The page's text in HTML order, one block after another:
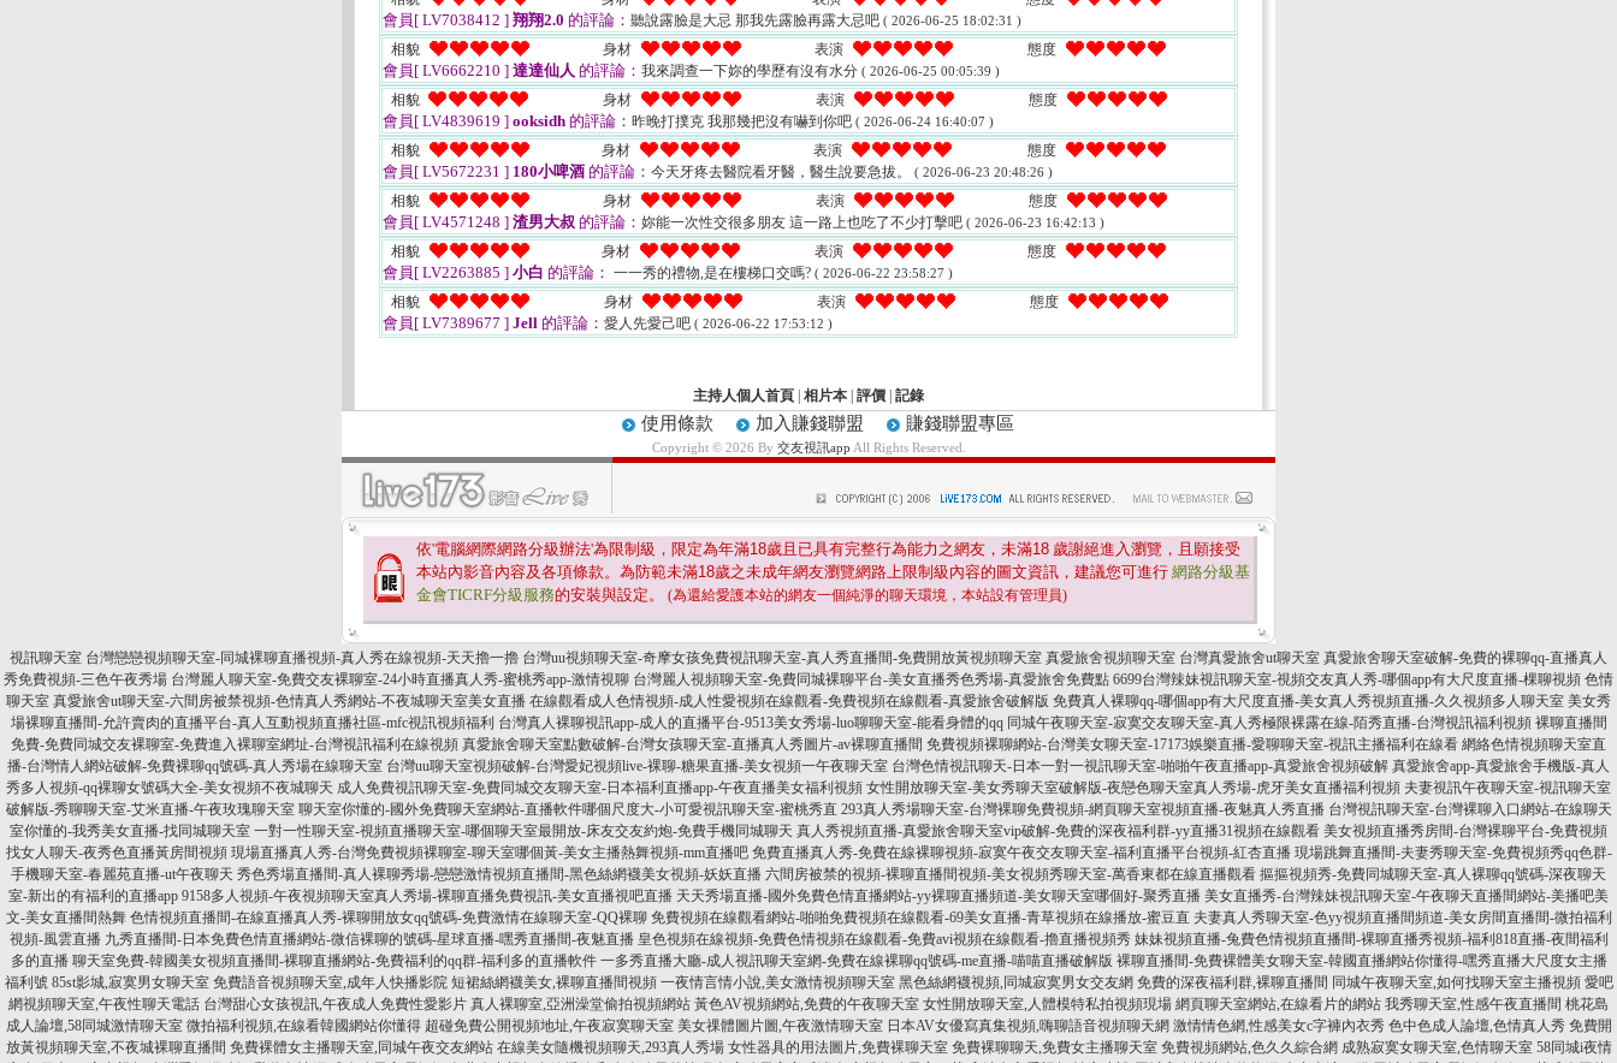
會員[ LV7038412 ] 翔翔2.0 的評論： 聽說露臉是大忌 那我先露臉再露大忌吧 ( 2026-06-25 18:02:31 )
相貌 身材 表演 態度
會員[ LV6662210 ] 達達仙人 的評論： 我來調查一下妳的學歷有沒有水分 ( 2026-06-25 00:05:39 )
相貌 身材 表演 態度
會員[ LV4839619 ] ooksidh 的評論： 昨晚打撲克 我那幾把沒有嚇到你吧 ( 2026-06-24 16:40:07 )
相貌 身材 表演 態度
會員[ LV5672231 ] 180小啤酒 的評論： 今天牙疼去醫院看牙醫，醫生說要急拔。 ( 2026-06-23 20:48:26 )
相貌 身材 表演 態度
會員[ LV4571248 ] 渣男大叔 的評論： 妳能一次性交很多朋友 這一路上也吃了不少打擊吧 ( 2026-06-23 16:42:13 )
相貌 身材 表演 態度
會員[ LV2263885 ] 小白 的評論： 一一秀的禮物,是在樓梯口交嗎? ( 2026-06-22 23:58:27 )
相貌 身材 表演 態度
會員[ LV7389677 ] Jell 的評論： 愛人先愛己吧 ( 2026-06-22 17:53:12 )
主持人個人首頁 相片本 評價 記錄
使用條款 加入賺錢聯盟 賺錢聯盟專區
Copyright © 2026 By 交友視訊app All Rights Reserved.
依'電腦網際網路分級辦法'為限制級，限定為年滿18歲且已具有完整行為能力之網友，未滿18 歲謝絕進入瀏覽，且願接受
本站內影音內容及各項條款。為防範未滿18歲之未成年網友瀏覽網路上限制級內容的圖文資訊，建議您可進行 網路分級基
金會TICRF分級服務的安裝與設定。 (為還給愛護本站的網友一個純淨的聊天環境，本站設有管理員)
視訊聊天室 台灣戀戀視頻聊天室-同城裸聊直播視頻-真人秀在線視頻-天天擼一擼 台灣uu視頻聊天室-奇摩女孩免費視訊聊天室-真人秀直播間-免費開放黃視頻聊天室 真愛旅舍視頻聊天室 台灣真愛旅舍ut聊天室 真愛旅舍聊天室破解-免費的裸聊qq-直播真人
秀免費視頻-三色午夜秀場 台灣麗人聊天室-免費交友裸聊室-24小時直播真人秀-蜜桃秀app-激情視聊 台灣麗人視頻聊天室-免費同城裸聊平台-美女直播秀色秀場-真愛旅舍免費點 6699台灣辣妹視訊聊天室-視頻交友真人秀-哪個app有大尺度直播-棵聊視頻 色情
聊天室 真愛旅舍ut聊天室-六間房被禁視頻-色情真人秀網站-不夜城聊天室美女直播 在線觀看成人色情視頻-成人性愛視頻在線觀看-免費視頻在線觀看-真愛旅舍破解版 免費真人裸聊qq-哪個app有大尺度直播-美女真人秀視頻直播-久久視頻多人聊天室 美女秀
場裸聊直播間-允許賣肉的直播平台-真人互動視頻直播社區-mfc視訊視頻福利 台灣真人裸聊視訊app-成人的直播平台-9513美女秀場-luo聊聊天室-能看身體的qq 同城午夜聊天室-寂寞交友聊天室-真人秀極限裸露在線-陌秀直播-台灣視訊福利視頻 裸聊直播間
免費-免費同城交友裸聊室-免費進入裸聊室網址-台灣視訊福利在線視頻 真愛旅舍聊天室點數破解-台灣女孩聊天室-直播真人秀圖片-av裸聊直播間 免費視頻裸聊網站-台灣美女聊天室-17173娛樂直播-愛聊聊天室-視訊主播福利在線看 網絡色情視頻聊天室直
播-台灣情人網站破解-免費裸聊qq號碼-真人秀場在線聊天室 台灣uu聊天室視頻破解-台灣愛妃視頻live-裸聊-糖果直播-美女視頻一午夜聊天室 台灣色情視訊聊天-日本一對一視訊聊天室-啪啪午夜直播app-真愛旅舍視頻破解 真愛旅舍app-真愛旅舍手機版-真人
秀多人視頻-qq裸聊女號碼大全-美女視頻不夜城聊天 成人免費視訊聊天室-免費同城交友聊天室-日本福利直播app-午夜直播美女福利視頻 女性開放聊天室-美女秀聊天室破解版-夜戀色聊天室真人秀場-虎牙美女直播福利視頻 夫妻視訊午夜聊天室-視訊聊天室
破解版-秀聊聊天室-艾米直播-午夜玫瑰聊天室 聊天室你懂的-國外免費聊天室網站-直播軟件哪個尺度大-小可愛視訊聊天室-蜜桃秀直 293真人秀場聊天室-台灣裸聊免費視頻-網頁聊天室視頻直播-夜魅真人秀直播 台灣視訊聊天室-台灣裸聊入口網站-在線聊天
室你懂的-我秀美女直播-找同城聊天室 一對一性聊天室-視頻直播聊天室-哪個聊天室最開放-床友交友約炮-免費手機同城聊天 真人秀視頻直播-真愛旅舍聊天室vip破解-免費的深夜福利群-yy直播31視頻在線觀看 美女視頻直播秀房間-台灣裸聊平台-免費視頻
找女人聊天-夜秀色直播黃房間視頻 現場直播真人秀-台灣免費視頻裸聊室-聊天室哪個黃-美女主播熱舞視頻-mm直播吧 免費直播真人秀-免費在線裸聊視頻-寂寞午夜交友聊天室-福利直播平台視頻-紅杏直播 現場跳舞直播間-夫妻秀聊天室-免費視頻秀qq色群-
手機聊天室-春麗苑直播-ut午夜聊天 秀色秀場直播間-真人裸聊秀場-戀戀激情視頻直播間-黑色絲網襪美女視頻-妖妖直播 六間房被禁的視頻-裸聊直播間視頻-美女視頻秀聊天室-萬香東都在線直播觀看 摳摳視頻秀-免費同城聊天室-真人裸聊qq號碼-深夜聊天
室-新出的有福利的直播app 9158多人視頻-午夜視頻聊天室真人秀場-裸聊直播免費視訊-美女直播視吧直播 天天秀場直播-國外免費色情直播網站-yy裸聊直播頻道-美女聊天室哪個好-聚秀直播 美女直播秀-台灣辣妹視訊聊天室-午夜聊天直播間網站-美播吧美
文-美女直播間熱舞 色情視頻直播間-在線直播真人秀-裸聊開放女qq號碼-免費激情在線聊天室-QQ裸聊 免費視頻在線觀看網站-啪啪免費視頻在線觀看-69美女直播-青草視頻在線播放-蜜豆直 夫妻真人秀聊天室-色yy視頻直播間頻道-美女房間直播間-微拍福利
視頻-風雲直播 九秀直播間-日本免費色情直播網站-微信裸聊的號碼-星球直播-嘿秀直播間-夜魅直播 皇色視頻在線視頻-免費色情視頻在線觀看-免費avi視頻在線觀看-擼直播視頻秀 妹妹視頻直播-兔費色情視頻直播間-裸聊直播秀視頻-福利818直播-夜間福利
多的直播 聊天室免費-韓國美女視頻直播間-裸聊直播網站-免費福利的qq群-福利多的直播軟件 一多秀直播大廳-成人視訊聊天室網-免費在線裸聊qq號碼-me直播-喵喵直播破解版 裸聊直播間-免費裸體美女聊天室-韓國直播網站你懂得-嘿秀直播大尺度女主播
福利號 85st影城,寂寞男女聊天室 免費語音視頻聊天室,成年人快播影院 短裙絲網襪美女,裸聊直播間視頻 一夜情言情小說,美女激情視頻聊天室 黑色絲網襪視頻,同城寂寞男女交友網 免費的深夜福利群,裸聊直播間 同城午夜聊天室,如何找聊天室主播視頻 愛吧
網視頻聊天室,午夜性聊天電話 台灣甜心女孩視訊,午夜成人免費性愛影片 真人裸聊室,亞洲澡堂偷拍視頻網站 黃色AV視頻網站,免費的午夜聊天室 女性開放聊天室,人體模特私拍視頻現場 網頁聊天室網站,在線看片的網站 我秀聊天室,性感午夜直播間 桃花島
成人論壇,58同城激情聊天室 微拍福利視頻,在線看韓國網站你懂得 超碰免費公開視頻地址,午夜寂寞聊天室 美女祼體圖片圖,午夜激情聊天室 日本AV女優寫真集視頻,嗨聊語音視頻聊天網 激情情色網,性感美女c字褲內衣秀 色中色成人論壇,色情真人秀 免費開
放黃視頻聊天室,不夜城裸聊直播間 免費裸體女主播聊天室,同城午夜交友網站 在線美女隨機視頻聊天,293真人秀場 女性器具的用法圖片,免費裸聊天室 免費裸聊聊天,免費女主播聊天室 免費視頻網站,色久久綜合網 成熟寂寞女聊天室,色情聊天室 58同城i夜情